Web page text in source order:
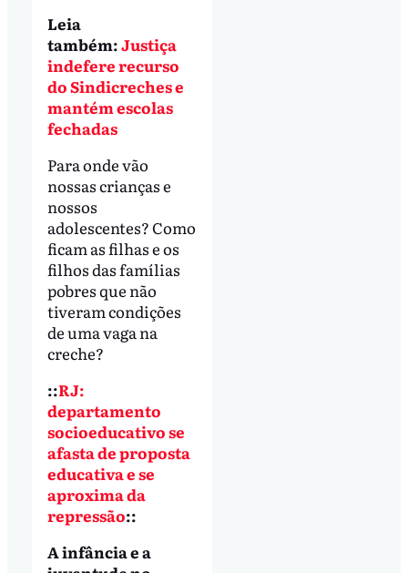
Leia
também:Justiça
indefere recurso
do Sindicreches e
mantém escolas
fechadas
Para onde vão
nossas crianças e
nossos
adolescentes? Como
ficam as filhas e os
filhos das famílias
pobres que não
tiveram condições
de uma vaga na
creche?
::RJ:
departamento
socioeducativo se
afasta de proposta
educativa e se
aproxima da
repressão::
A infância e a